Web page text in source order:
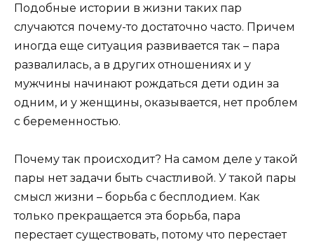
Подобные истории в жизни таких пар
случаются почему-то достаточно часто. Причем
иногда еще ситуация развивается так – пара
развалилась, а в других отношениях и у
мужчины начинают рождаться дети один за
одним, и у женщины, оказывается, нет проблем
с беременностью.
Почему так происходит? На самом деле у такой
пары нет задачи быть счастливой. У такой пары
смысл жизни – борьба с бесплодием. Как
только прекращается эта борьба, пара
перестает существовать, потому что перестает